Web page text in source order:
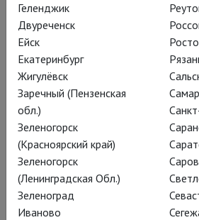
Геленджик
Двуреченск
Ейск
Екатеринбург
Жигулёвск
Заречный (Пензенская
обл.)
Зеленогорск
(Красноярский край)
Зеленогорск
(Ленинградская Обл.)
Зеленоград
Иваново
Саров